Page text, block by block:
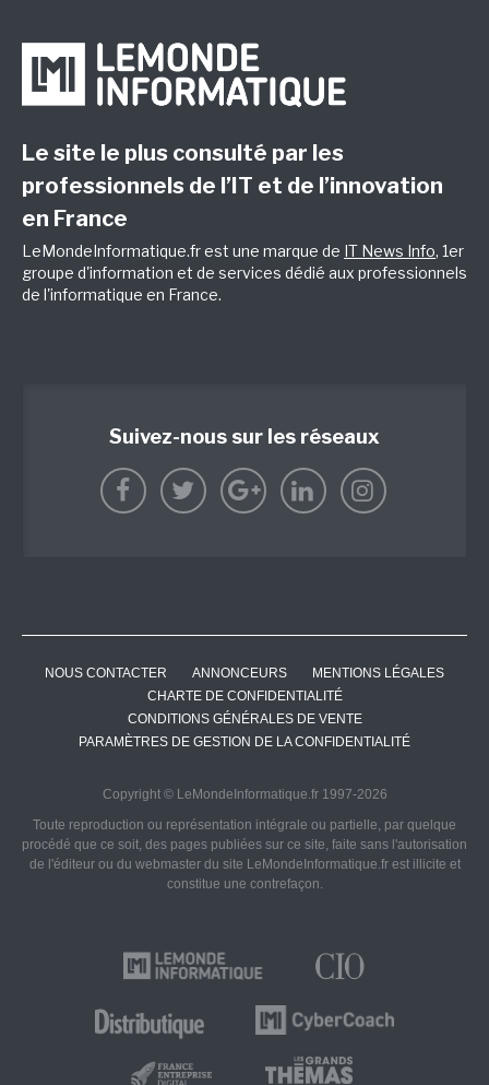
Le site le plus consulté par les
professionnels de l’IT et de l’innovation
en France
LeMondeInformatique.fr est une marque de IT News Info, 1er
groupe d'information et de services dédié aux professionnels
de l'informatique en France.
Suivez-nous sur les réseaux
NOUS CONTACTER ANNONCEURS
MENTIONS LÉGALES
CHARTE DE CONFIDENTIALITÉ
CONDITIONS GÉNÉRALES DE VENTE
PARAMÈTRES DE GESTION DE LA CONFIDENTIALITÉ
Copyright © LeMondeInformatique.fr 1997-2026
Toute reproduction ou représentation intégrale ou partielle, par quelque
procédé que ce soit, des pages publiées sur ce site, faite sans l'autorisation
de l'éditeur ou du webmaster du site LeMondeInformatique.fr est illicite et
constitue une contrefaçon.